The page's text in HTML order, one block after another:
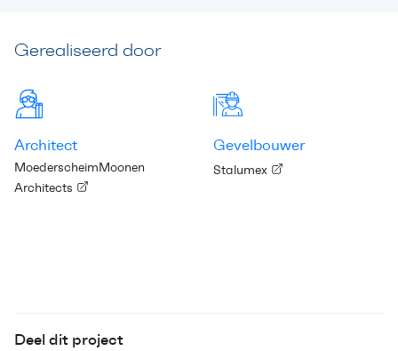
Gerealiseerd door
Architect
MoederscheimMoonen
Architects
Gevelbouwer
Stalumex
Deel dit project